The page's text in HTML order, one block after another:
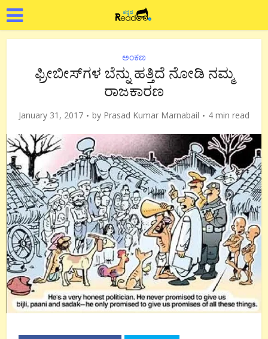
ಅಂಕಣ
ಫ್ರೀಬೀಸ್‍ಗಳ ಬೆನ್ನು ಹತ್ತಿದೆ ನೋಡಿ ನಮ್ಮ
ರಾಜಕಾರಣ
January 31, 2017 by Prasad Kumar Marnabail 4 min read